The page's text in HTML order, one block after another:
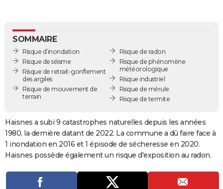
GUIDES D'ACHAT
BONS PLANS
CARTE DE VOEUX
Carte de Noël
Carte Bonne année
Carte Saint-Valentin
Carte Pâques
Carte d'anniversaire
DICTIONNAIRE
COPAINS D'AVANT
S'inscrire
Se connecter
Lycées
Collèges
Primaires
Universités
Entreprises
Service militaire
Avis de recherche
AVIS DE DÉCÈS
FORUM
SOMMAIRE
Risque d’inondation
Risque de séisme
Risque de retrait-gonflement
des argiles
Risque de mouvement de
terrain
Risque de radon
Risque de phénomène
météorologique
Risque industriel
Risque de mérule
Risque de termite
Haisnes a subi 9 catastrophes naturelles depuis les années
1980, la dernière datant de 2022. La commune a dû faire face à
1 inondation en 2016 et 1 épisode de sécheresse en 2020.
Haisnes possède également un risque d'exposition au radon.